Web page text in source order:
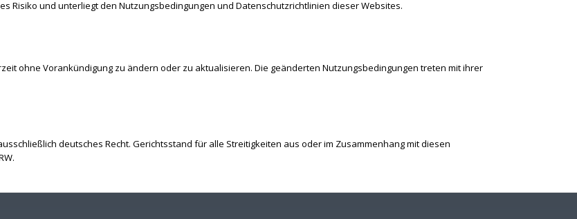
Risiko und unterliegt den Nutzungsbedingungen und Datenschutzrichtlinien dieser Websites.
ohne Vorankündigung zu ändern oder zu aktualisieren. Die geänderten Nutzungsbedingungen treten mit ihrer
deutsches Recht. Gerichtsstand für alle Streitigkeiten aus oder im Zusammenhang mit diesen